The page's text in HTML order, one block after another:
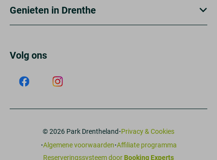
Genieten in Drenthe
Volg ons
© 2026 Park Drentheland·Privacy & Cookies
·Algemene voorwaarden·Affiliate programma
Reserveringssysteem door Booking Experts